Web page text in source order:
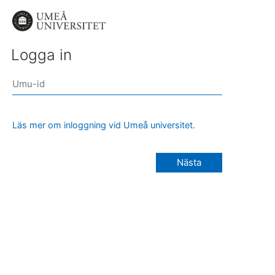
Logga in
Läs mer om inloggning vid Umeå universitet.
Nästa